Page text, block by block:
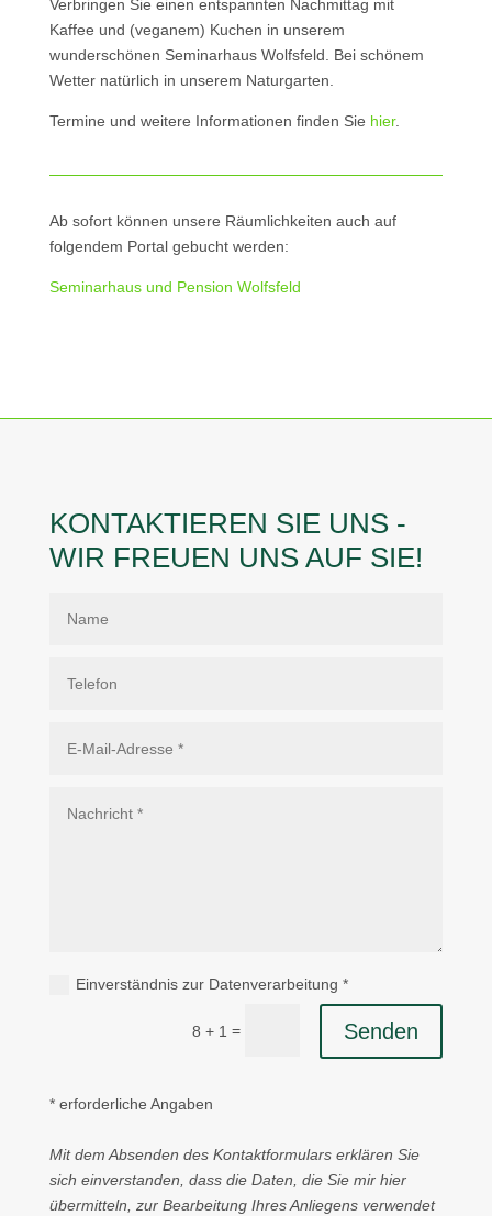
Verbringen Sie einen entspannten Nachmittag mit
Kaffee und (veganem) Kuchen in unserem
wunderschönen Seminarhaus Wolfsfeld. Bei schönem
Wetter natürlich in unserem Naturgarten.
Termine und weitere Informationen finden Sie hier.
Ab sofort können unsere Räumlichkeiten auch auf
folgendem Portal gebucht werden:
Seminarhaus und Pension Wolfsfeld
KONTAKTIEREN SIE UNS -
WIR FREUEN UNS AUF SIE!
Einverständnis zur Datenverarbeitung *
8 + 1 = Senden
* erforderliche Angaben
Mit dem Absenden des Kontaktformulars erklären Sie
sich einverstanden, dass die Daten, die Sie mir hier
übermitteln, zur Bearbeitung Ihres Anliegens verwendet